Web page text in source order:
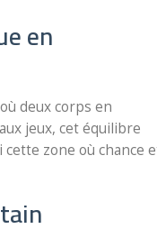
en
deux corps en
jeux, cet équilibre
zone où chance